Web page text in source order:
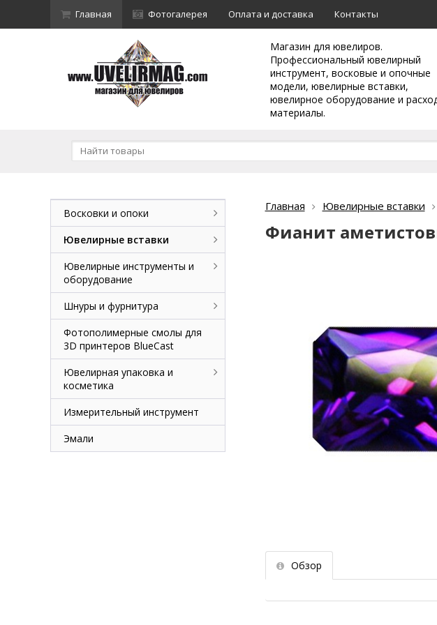
Главная Фотогалерея Оплата и доставка Контакты
Магазин для ювелиров.
Профессиональный ювелирный
инструмент, восковые и опочные
модели, ювелирные вставки,
ювелирное оборудование и
материалы.
Главная Ювелирные вставки
Фианит
Обзор
Восковки и опоки
Ювелирные вставки
Ювелирные инструменты и
оборудование
Шнуры и фурнитура
Фотополимерные смолы для
3D принтеров BlueCast
Ювелирная упаковка и
косметика
Измерительный инструмент
Эмали